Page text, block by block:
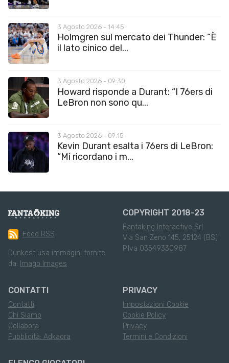
3 Agosto 2026 - 14:45
Holmgren sul mercato dei Thunder: “È
il lato cinico del...
3 Agosto 2026 - 09:30
Howard risponde a Durant: “I 76ers di
LeBron non sono qu...
3 Agosto 2026 - 09:15
Kevin Durant esalta i 76ers di LeBron:
“Mi ricordano i m...
Feed RSS
Dunkest usa immagini fornite
da: Imago Images
COPYRIGHT 2018-23
Fantaking Interactive Srl
Via San Zeno 145, 25124 (BS)
P.Iva 03549330987
CONTATTI
Contatti
Chi Siamo
Collabora
Pubblicità: Adkaora
PRIVACY
Impostazioni Cookie
Cookie Policy
Privacy
Termini e Condizioni